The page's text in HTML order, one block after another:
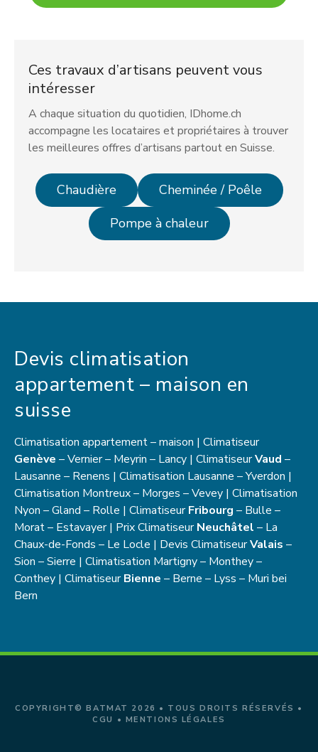
Ces travaux d’artisans peuvent vous
intéresser
A chaque situation du quotidien, IDhome.ch
accompagne les locataires et propriétaires à trouver
les meilleures offres d’artisans partout en Suisse.
Chaudière
Cheminée / Poêle
Pompe à chaleur
Devis climatisation
appartement – maison en
suisse
Climatisation appartement – maison | Climatiseur
Genève – Vernier – Meyrin – Lancy | ClimatiseurVaud –
Lausanne – Renens | Climatisation Lausanne – Yverdon |
Climatisation Montreux – Morges – Vevey | Climatisation
Nyon – Gland – Rolle | ClimatiseurFribourg – Bulle –
Morat – Estavayer | Prix ClimatiseurNeuchâtel – La
Chaux-de-Fonds – Le Locle | Devis ClimatiseurValais –
Sion – Sierre | Climatisation Martigny – Monthey –
Conthey | ClimatiseurBienne – Berne – Lyss – Muri bei
Bern
COPYRIGHT© BATMAT 2026 • TOUS DROITS RÉSERVÉS •
CGU • MENTIONS LÉGALES